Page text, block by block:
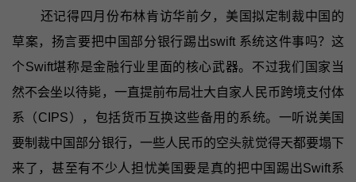
还记得四月份布林肯访华前夕，美国拟定制裁中国的
草案，扬言要把中国部分银行踢出swift 系统这件事吗？这
个Swift堪称是金融行业里面的核心武器。不过我们国家当
然不会坐以待毙，一直提前布局壮大自家人民币跨境支付体
系（CIPS），包括货币互换这些备用的系统。一听说美国
要制裁中国部分银行，一些人民币的空头就觉得天都要塌下
来了，甚至有不少人担忧美国要是真的把中国踢出Swift系